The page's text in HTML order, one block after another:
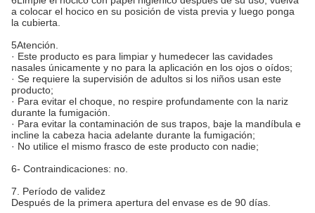
a colocar el hocico en su posición de vista previa y luego ponga
la cubierta.
5Atención.
· Este producto es para limpiar y humedecer las cavidades
nasales únicamente y no para la aplicación en los ojos o oídos;
· Se requiere la supervisión de adultos si los niños usan este
producto;
· Para evitar el choque, no respire profundamente con la nariz
durante la fumigación.
· Para evitar la contaminación de sus trapos, baje la mandíbula e
incline la cabeza hacia adelante durante la fumigación;
· No utilice el mismo frasco de este producto con nadie;
6- Contraindicaciones: no.
7. Período de validez
Después de la primera apertura del envase es de 90 días.